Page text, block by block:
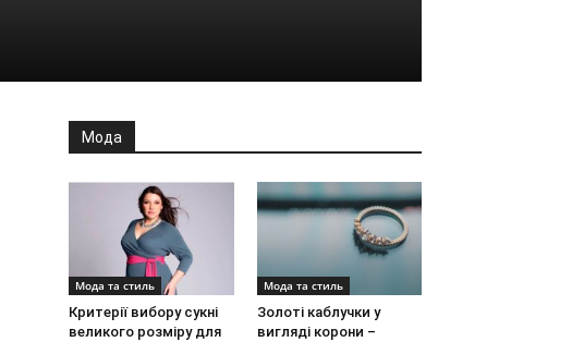
Мода
Мода та стиль
Критерії вибору сукні
великого розміру для
Мода та стиль
Золоті каблучки у
вигляді корони –